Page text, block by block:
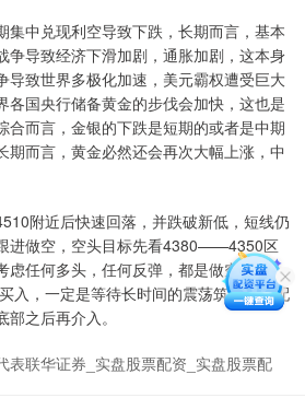
集中兑现利空导致下跌，长期而言，基本
争导致经济下滑加剧，通胀加剧，这本身
导致世界多极化加速，美元霸权遭受巨大
各国央行储备黄金的步伐会加快，这也是
合而言，金银的下跌是短期的或者是中期
期而言，黄金必然还会再次大幅上涨，中
附近后快速回落，并跌破新低，短线仍
进做空，空头目标先看4380——4350区
虑任何多头，任何反弹，都是做空的机
入，一定是等待长时间的震荡筑底炒股配
之后再介入。
表联华证券_实盘股票配资_实盘股票配